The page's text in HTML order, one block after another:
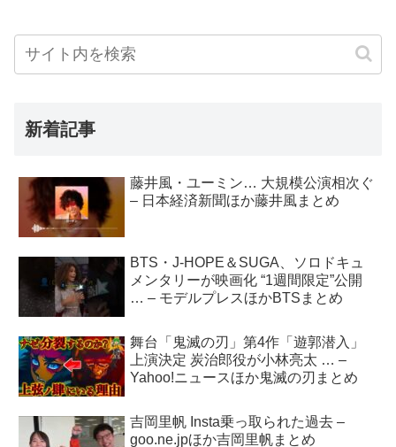
新着記事
藤井風・ユーミン… 大規模公演相次ぐ
– 日本経済新聞ほか藤井風まとめ
BTS・J-HOPE＆SUGA、ソロドキュ
メンタリーが映画化 “1週間限定”公開
… – モデルプレスほかBTSまとめ
舞台「鬼滅の刃」第4作「遊郭潜入」
上演決定 炭治郎役が小林亮太 … –
Yahoo!ニュースほか鬼滅の刃まとめ
吉岡里帆 Insta乗っ取られた過去 –
goo.ne.jpほか吉岡里帆まとめ